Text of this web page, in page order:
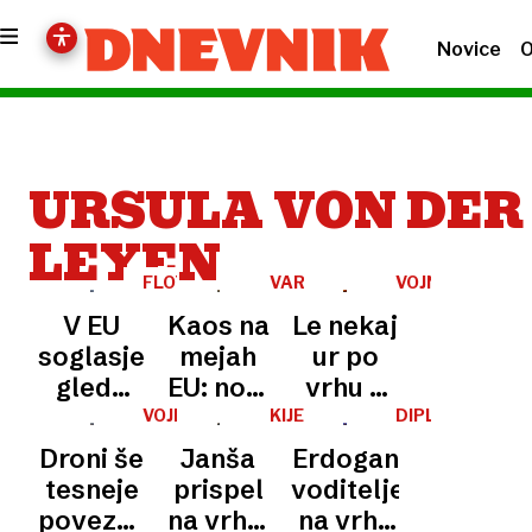
Novice
URSULA VON DER
LEYEN
FLOTA
SENCI
V EU
soglasje
glede
21.
svežnja
sankcij
proti
VARNOST
Kaos na
mejah
EU: novi
visokotehnološki
sistem
ima
težave z
VOJNA
UKRAJINI
Le nekaj
ur po
vrhu v
Kijevu
smrtonosni
ruski
napad
VOJNA
UKRAJINI
Droni še
tesneje
povezali
KIJEV
Janša
prispel
na vrh v
DIPLOMATSKO
Erdogan
voditeljem
na vrhu